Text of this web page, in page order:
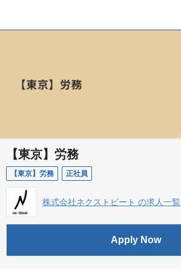
【東京】労務
【東京】労務 正社員
株式会社ネクストビート の求人一覧
Apply Now